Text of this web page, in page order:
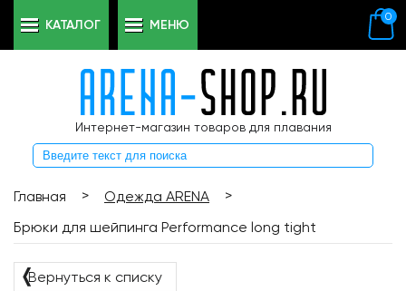
Интернет-магазин товаров для плавания
0
КАТАЛОГ МЕНЮ
Главная > Одежда ARENA
>
Брюки для шейпинга Performance long tight
❬Вернуться к списку